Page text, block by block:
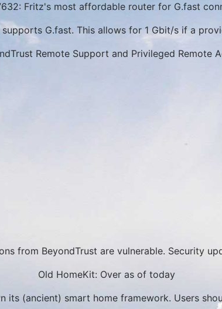
Fritz's most affordable router for G.fast
G.fast. This allows for 1 Gbit/s if a
Remote Support and Privileged Remote
from BeyondTrust are vulnerable. Security
Old HomeKit: Over as of today
its (ancient) smart home framework. Users